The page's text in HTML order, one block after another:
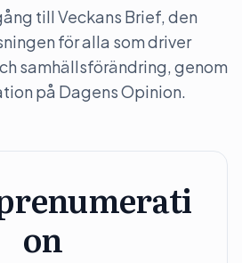
till Veckans Brief, den
för alla som driver
samhällsförändring, genom
på Dagens Opinion.
on